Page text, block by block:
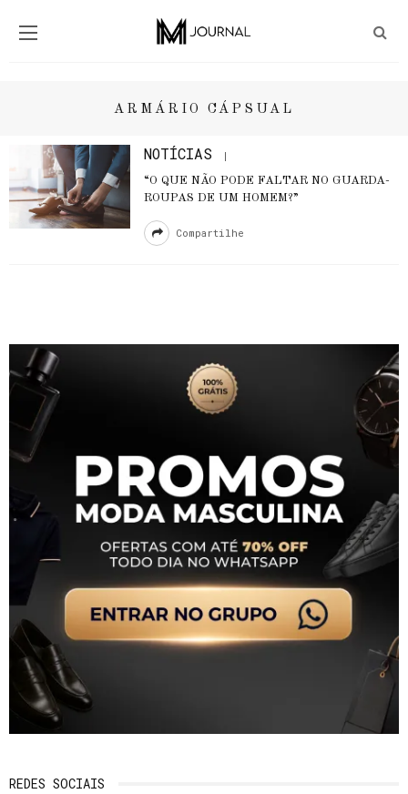
ARMÁRIO CÁPSUAL
NOTÍCIAS
“O QUE NÃO PODE FALTAR NO GUARDA-
ROUPAS DE UM HOMEM?”
Compartilhe
REDES SOCIAIS